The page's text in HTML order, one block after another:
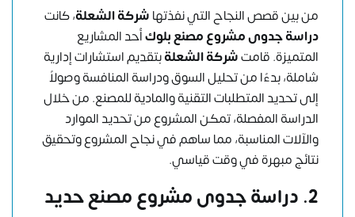
من بين قصص النجاح التي نفذتهاشركة الشعلة، كانت
دراسة جدوى مشروع مصنع بلوكأحد المشاريع
المتميزة. قامتشركة الشعلةبتقديم استشارات إدارية
شاملة، بدءًا من تحليل السوق ودراسة المنافسة وصولاً
إلى تحديد المتطلبات التقنية والمادية للمصنع. من خلال
الدراسة المفصلة، تمكن المشروع من تحديد الموارد
والآلات المناسبة، مما ساهم في نجاح المشروع وتحقيق
نتائج مبهرة في وقت قياسي.
2. دراسة جدوى مشروع مصنع حديد